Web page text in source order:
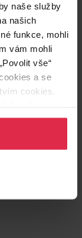
naše služby
našich
funkce, mohli
vám mohli
vše“
a se
cookies.